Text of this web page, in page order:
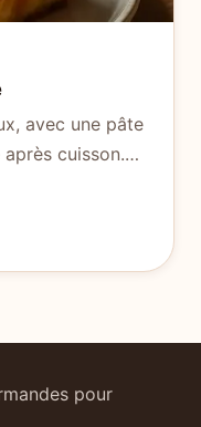
avec une pâte
cuisson.…
pour